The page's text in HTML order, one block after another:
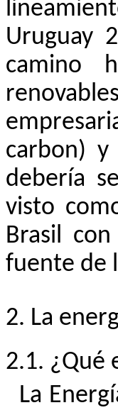
Uruguay
camino
carbon) y
debería
visto
Brasil
fuente de
2. La
2.1. ¿Qué
La